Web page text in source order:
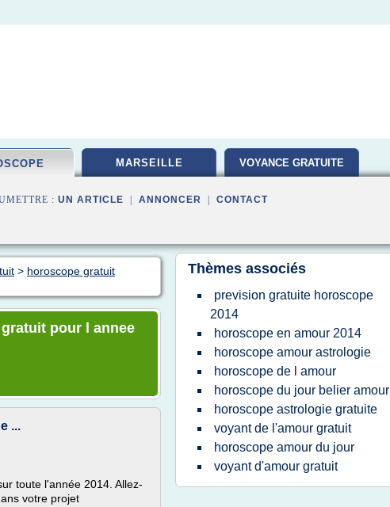
MARSEILLE VOYANCE GRATUITE
: UN ARTICLE ANNONCER CONTACT
> horoscope gratuit
pour l annee
...
toute l'année 2014. Allez-
votre projet
Thèmes associés
prevision gratuite horoscope
2014
horoscope en amour 2014
horoscope amour astrologie
horoscope de l amour
horoscope du jour belier amour
horoscope astrologie gratuite
voyant de l'amour gratuit
horoscope amour du jour
voyant d'amour gratuit